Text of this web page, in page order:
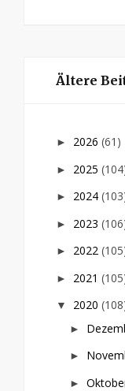
Ältere
► 2026 (61)
► 2025
► 2024
► 2023
► 2022
► 2021
▼ 2020
►
►
►